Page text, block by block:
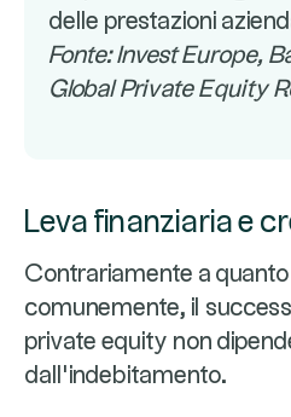
delle prestazioni
Fonte: Invest Europe,
Global Private Equity
Leva finanziaria e
Contrariamente a
comunemente, il
private equity non
dall'indebitamento.